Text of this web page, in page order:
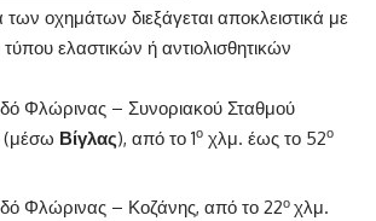
οχημάτων διεξάγεται αποκλειστικά με
ελαστικών ή αντιολισθητικών
Φλώρινας – Συνοριακού Σταθμού
(μέσω Βίγλας), από το 1ο χλμ. έως το 52ο
Φλώρινας – Κοζάνης, από το 22ο χλμ.